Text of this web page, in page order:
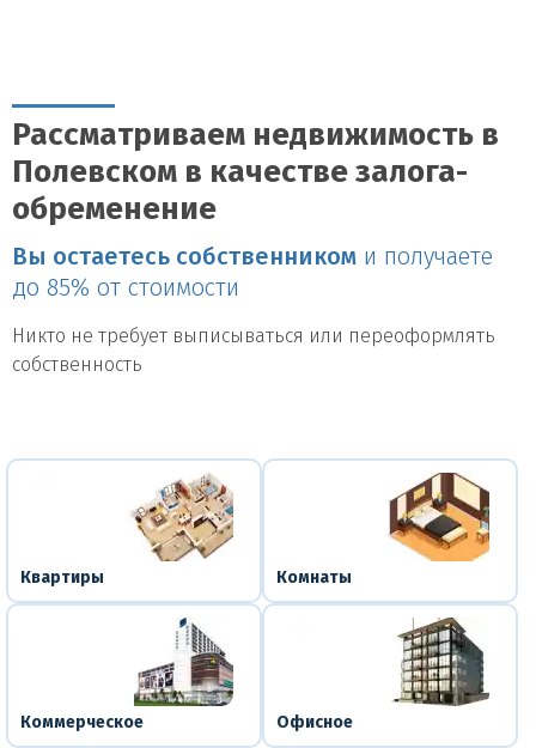
Рассматриваем недвижимость в
Полевском в качестве залога-
обременение
Вы остаетесь собственником и получаете
до 85% от стоимости
Никто не требует выписываться или переоформлять
собственность
Квартиры Комнаты
Коммерческое Офисное